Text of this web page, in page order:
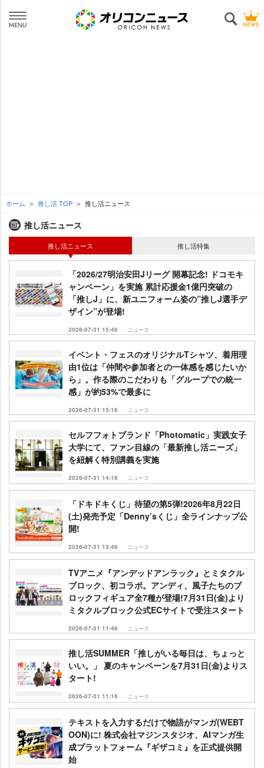
ホーム 推し活 TOP 推し活ニュース
推し活ニュース
推し活ニュース 推し活特集
「2026/27明治安田Jリーグ 開幕記念! ドコモキ
ャンペーン」を実施 累計応援金1億円突破の
「推しJ」に、新ユニフォーム姿の”推しJ選手デ
ザイン”が登場!
2026-07-31 15:46 ニュース
イベント・フェスのオリジナルTシャツ、着用理
由1位は「仲間や参加者との一体感を感じたいか
ら」。作る際のこだわりも「グループでの統一
感」が約53%で最多に
2026-07-31 15:16 ニュース
セルフフォトブランド「Photomatic」実践女子
大学にて、ファン目線の「最新推し活ニーズ」
を紐解く特別講義を実施
2026-07-31 14:16 ニュース
「ドキドキくじ」待望の第5弾!2026年8月22日
(土)発売予定「Denny’sくじ」全ラインナップ公
開!
2026-07-31 13:46 ニュース
TVアニメ『アンデッドアンラック』とミタクル
ブロック、初コラボ。アンディ、風子たちのブ
ロックフィギュア全7種が登場!7月31日(金)より
ミタクルブロック公式ECサイトで受注スタート
2026-07-31 11:46 ニュース
推し活SUMMER「推しがいる毎日は、ちょっと
いい。」 夏のキャンペーンを7月31日(金)よりス
タート!
2026-07-31 11:16 ニュース
テキストを入力するだけで物語がマンガ(WEBT
OON)に! 株式会社マジンスタジオ、AIマンガ生
成プラットフォーム『ギザコミ』を正式提供開
始